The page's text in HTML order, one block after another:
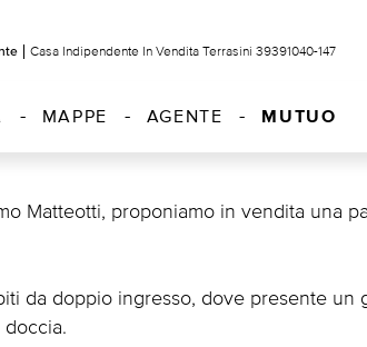
Casa Indipendente In Vendita Terrasini 39391040-147
MAPPE AGENTE MUTUO
Matteotti, proponiamo in vendita una
da doppio ingresso, dove presente un